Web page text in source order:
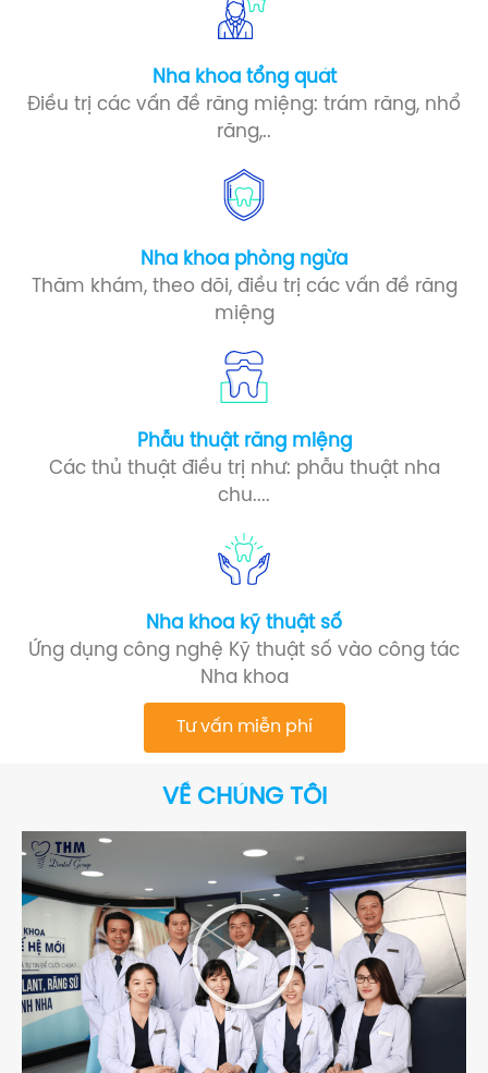
Nha khoa tổng quát
Điều trị các vấn đề răng miệng: trám răng, nhổ
răng,..
Nha khoa phòng ngừa​
Thăm khám, theo dõi, điều trị các vấn đề răng
miệng
Phẫu thuật răng miệng​
Các thủ thuật điều trị như: phẫu thuật nha
chu....
Nha khoa kỹ thuật số
Ứng dụng công nghệ Kỹ thuật số vào công tác
Nha khoa
Tư vấn miễn phí
VỀ CHÚNG TÔI